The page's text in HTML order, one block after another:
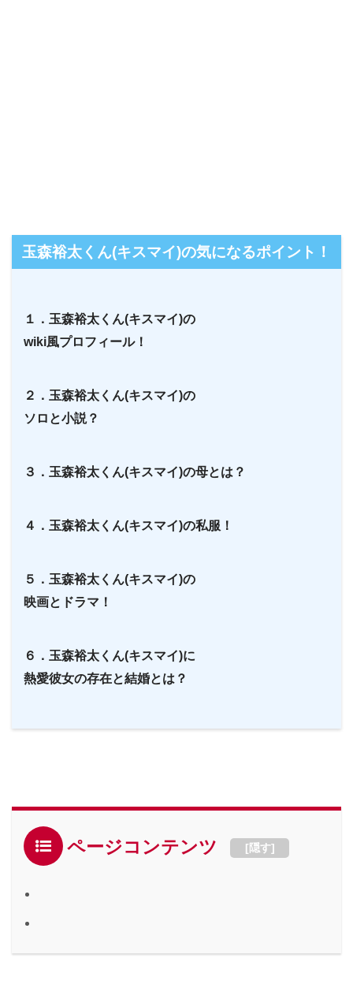
玉森裕太くん(キスマイ)の気になるポイント！
１．玉森裕太くん(キスマイ)の
wiki風プロフィール！
２．玉森裕太くん(キスマイ)の
ソロと小説？
３．玉森裕太くん(キスマイ)の母とは？
４．玉森裕太くん(キスマイ)の私服！
５．玉森裕太くん(キスマイ)の
映画とドラマ！
６．玉森裕太くん(キスマイ)に
熱愛彼女の存在と結婚とは？
ページコンテンツ [隠す]